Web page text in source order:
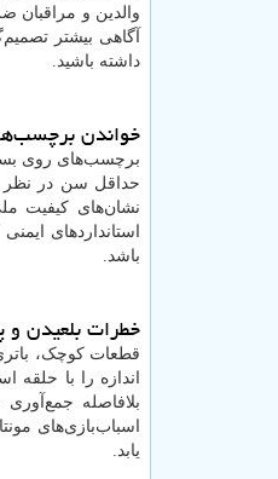
والدین و مراقبان
آگاهی بیشتر
داشته باشید.
خواندن
برچسب‌های روی
حداقل سن در نظر
نشان‌های کیفیت
استانداردهای
باشد.
خطرات بلعیدن
قطعات کوچک،
اندازه را با حلقه
بلافاصله
اسباب‌بازی‌های
یابد.